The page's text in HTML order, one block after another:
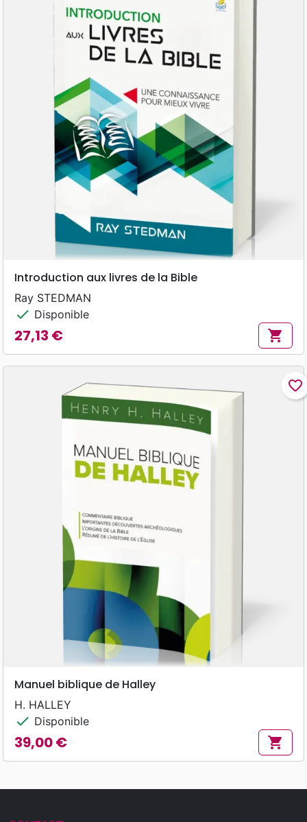
Introduction aux livres de la Bible
Ray STEDMAN
check Disponible
Prix
27,13 € shopping_cart
favorite_border
Manuel biblique de Halley
H. HALLEY
check Disponible
Prix
39,00 € shopping_cart